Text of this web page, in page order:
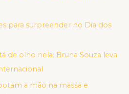
para surpreender no Dia dos
de olho nela: Bruna Souza leva
a mão na massa e